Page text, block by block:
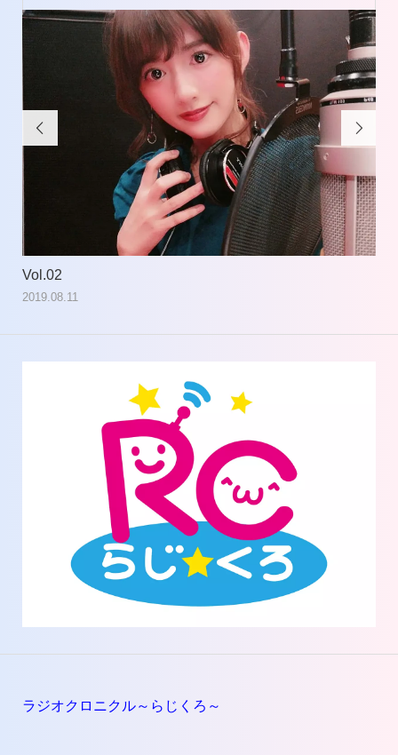

Vol.02
2019.08.11

ラジオクロニクル～らじくろ～